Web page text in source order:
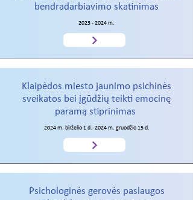
bendradarbiavimo skatinimas
2023 - 2024m.
Klaipėdos miesto jaunimo psichinės
sveikatos bei įgūdžių teikti emocinę
paramą stiprinimas
2024 m. birželio 1 d.- 2024 m. gruodžio 15 d.
Psichologinės gerovės paslaugos